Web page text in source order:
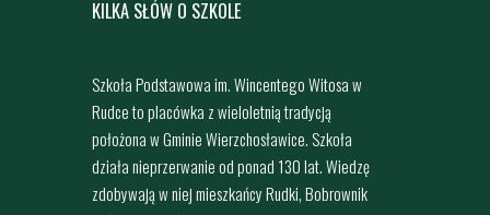
KILKA SŁÓW O SZKOLE
Szkoła Podstawowa im. Wincentego Witosa w
Rudce to placówka z wieloletnią tradycją
położona w Gminie Wierzchosławice. Szkoła
działa nieprzerwanie od ponad 130 lat. Wiedzę
zdobywają w niej mieszkańcy Rudki, Bobrownik